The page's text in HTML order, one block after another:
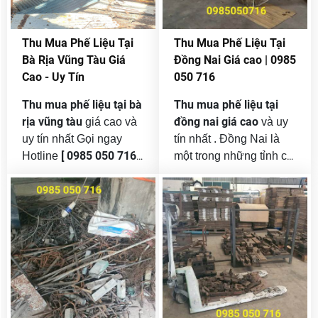
sinh hằng ngày tại
Quận 7 là rất lớn, bao
gồm: sắt thép, đồng,
nhôm, inox, nhựa, giấy,
vải vụn, máy móc cũ…
Thu Mua Phế Liệu Tại
Bà Rịa Vũng Tàu Giá
Cao - Uy Tín
Thu mua phế liệu tại bà
rịa vũng tàu giá cao và
uy tín nhất Gọi ngay
Hotline [ 0985 050 716 ]
đơn vị đứng đầu trong
nghành thu mua phế
liệu và tái chế phế liệu
các loại như : đồng ,
nhôm , sắt thép , inox ,
máy móc cũ , giấy ,
nhựa , ..v.v.. hàng đầu
tại tphcm và khu vực
Thu Mua Phế Liệu Tại
Đồng Nai Giá cao | 0985
050 716
Thu mua phế liệu tại
đồng nai giá cao và uy
tín nhất . Đồng Nai là
một trong những tỉnh có
triển mạnh nhất cả
nước, với hàng loạt khu
công nghiệp, khu chế
xuất, nhà máy và xưởng
sản xuất. Kéo theo đó,
lượngphế liệu sắt thép,
đồng, nhôm, inox,
nhựa, giấy, máy móc cũ